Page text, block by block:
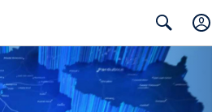
Search